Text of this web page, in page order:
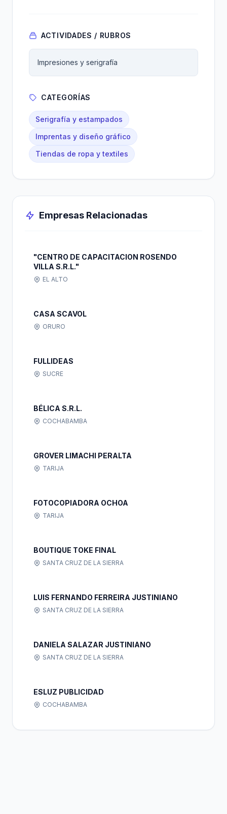
ACTIVIDADES / RUBROS
Impresiones y serigrafía
CATEGORÍAS
Serigrafía y estampados
Imprentas y diseño gráfico
Tiendas de ropa y textiles
Empresas Relacionadas
"CENTRO DE CAPACITACION ROSENDO
VILLA S.R.L."
EL ALTO
CASA SCAVOL
ORURO
FULLIDEAS
SUCRE
BÉLICA S.R.L.
COCHABAMBA
GROVER LIMACHI PERALTA
TARIJA
FOTOCOPIADORA OCHOA
TARIJA
BOUTIQUE TOKE FINAL
SANTA CRUZ DE LA SIERRA
LUIS FERNANDO FERREIRA JUSTINIANO
SANTA CRUZ DE LA SIERRA
DANIELA SALAZAR JUSTINIANO
SANTA CRUZ DE LA SIERRA
ESLUZ PUBLICIDAD
COCHABAMBA